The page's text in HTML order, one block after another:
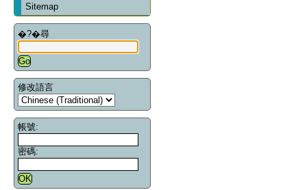
Sitemap
�?�尋
修改語言
帳號:
密碼: